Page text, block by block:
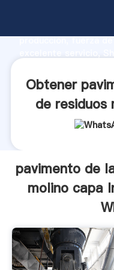
producción, fuerza
valor y aporta
Obtener
de residuos
pavimento de
molino capa